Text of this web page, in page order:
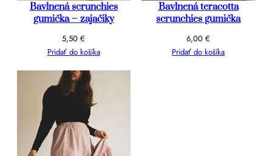
Bavlnená scrunchies
gumička – zajačiky
5,50€
Pridať do košíka
Bavlnená teracotta
scrunchies gumička
6,00€
Pridať do košíka